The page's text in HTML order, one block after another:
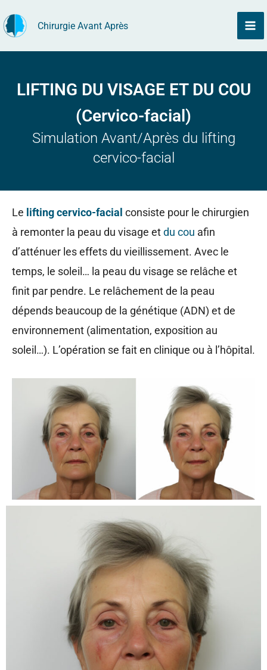
au
contenu
Chirurgie Avant Après
LIFTING DU VISAGE ET DU COU
(Cervico-facial)
Simulation Avant/Après du lifting
cervico-facial
Le lifting cervico-facial consiste pour le chirurgien
à remonter la peau du visage etdu cou afin
d’atténuer les effets du vieillissement. Avec le
temps, le soleil… la peau du visage se relâche et
finit par pendre. Le relâchement de la peau
dépends beaucoup de la génétique (ADN) et de
environnement (alimentation, exposition au
soleil…). L’opération se fait en clinique ou à l’hôpital.